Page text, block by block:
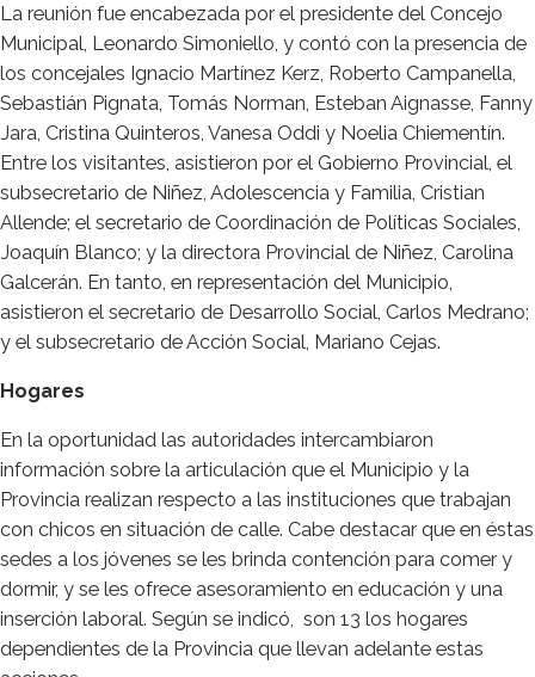
La reunión fue encabezada por el presidente del Concejo
Municipal, Leonardo Simoniello, y contó con la presencia de
los concejales Ignacio Martínez Kerz, Roberto Campanella,
Sebastián Pignata, Tomás Norman, Esteban Aignasse, Fanny
Jara, Cristina Quinteros, Vanesa Oddi y Noelia Chiementín.
Entre los visitantes, asistieron por el Gobierno Provincial, el
subsecretario de Niñez, Adolescencia y Familia, Cristian
Allende; el secretario de Coordinación de Políticas Sociales,
Joaquín Blanco; y la directora Provincial de Niñez, Carolina
Galcerán. En tanto, en representación del Municipio,
asistieron el secretario de Desarrollo Social, Carlos Medrano;
y el subsecretario de Acción Social, Mariano Cejas.
Hogares
En la oportunidad las autoridades intercambiaron
información sobre la articulación que el Municipio y la
Provincia realizan respecto a las instituciones que trabajan
con chicos en situación de calle. Cabe destacar que en éstas
sedes a los jóvenes se les brinda contención para comer y
dormir, y se les ofrece asesoramiento en educación y una
inserción laboral. Según se indicó, son 13 los hogares
dependientes de la Provincia que llevan adelante estas